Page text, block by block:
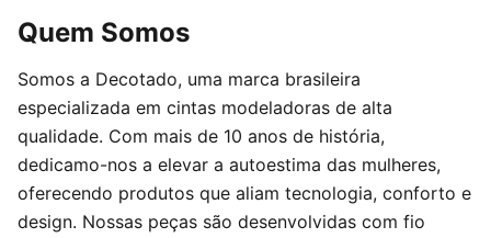
Quem Somos
Somos a Decotado, uma marca brasileira
especializada em cintas modeladoras de alta
qualidade. Com mais de 10 anos de história,
dedicamo-nos a elevar a autoestima das mulheres,
oferecendo produtos que aliam tecnologia, conforto e
design. Nossas peças são desenvolvidas com fio